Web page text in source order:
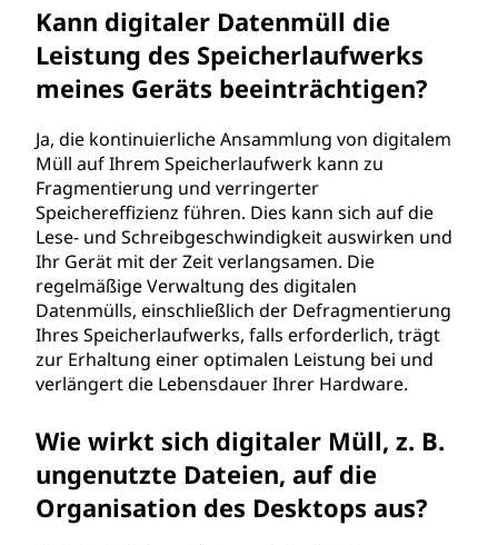
Kann digitaler Datenmüll die
Leistung des Speicherlaufwerks
meines Geräts beeinträchtigen?
Ja, die kontinuierliche Ansammlung von digitalem
Müll auf Ihrem Speicherlaufwerk kann zu
Fragmentierung und verringerter
Speichereffizienz führen. Dies kann sich auf die
Lese- und Schreibgeschwindigkeit auswirken und
Ihr Gerät mit der Zeit verlangsamen. Die
regelmäßige Verwaltung des digitalen
Datenmülls, einschließlich der Defragmentierung
Ihres Speicherlaufwerks, falls erforderlich, trägt
zur Erhaltung einer optimalen Leistung bei und
verlängert die Lebensdauer Ihrer Hardware.
Wie wirkt sich digitaler Müll, z. B.
ungenutzte Dateien, auf die
Organisation des Desktops aus?